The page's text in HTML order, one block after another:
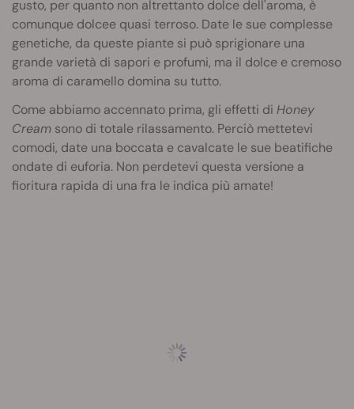
gusto, per quanto non altrettanto dolce dell'aroma, è
comunque dolcee quasi terroso. Date le sue complesse
genetiche, da queste piante si può sprigionare una
grande varietà di sapori e profumi, ma il dolce e cremoso
aroma di caramello domina su tutto.
Come abbiamo accennato prima, gli effetti di Honey
Cream sono di totale rilassamento. Perciò mettetevi
comodi, date una boccata e cavalcate le sue beatifiche
ondate di euforia. Non perdetevi questa versione a
fioritura rapida di una fra le indica più amate!